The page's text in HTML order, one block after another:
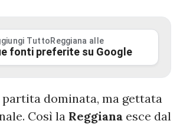
TuttoReggiana alle
fonti preferite su Google
dominata, ma gettata
Così la Reggiana esce dal